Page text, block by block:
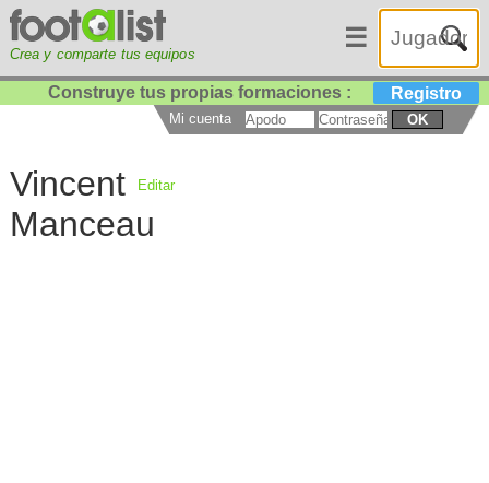
Crea y comparte tus equipos
☰
Construye tus propias formaciones : Registro
Mi cuenta OK
Vincent
Manceau
Editar